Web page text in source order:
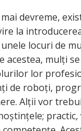
devreme,
la
locuri de
acestea, mulți
lor
de roboți,
Alții vor